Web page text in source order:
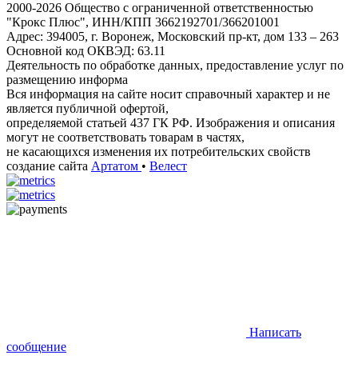
2000-2026 Общество с ограниченной ответственностью
"Крокс Плюс", ИНН/КПП 3662192701/366201001
Адрес: 394005, г. Воронеж, Московский пр-кт, дом 133 – 263
Основной код ОКВЭД: 63.11
Деятельность по обработке данных, предоставление услуг по
размещению информа
Вся информация на сайте носит справочный характер и не
является публичной офертой,
определяемой статьей 437 ГК РФ. Изображения и описания
могут не соответствовать товарам в частях,
не касающихся изменения их потребительских свойств
создание сайта Артатом • Велест
Написать
сообщение